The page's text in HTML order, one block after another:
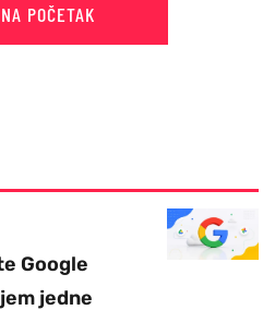
POČETAK
Google
jedne